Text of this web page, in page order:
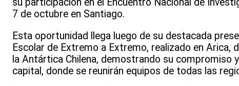
su participación en el Encuentro Nacional de
7 de octubre en Santiago.
Esta oportunidad llega luego de su destacada
Escolar de Extremo a Extremo, realizado en Arica,
la Antártica Chilena, demostrando su compromiso
capital, donde se reunirán equipos de todas las